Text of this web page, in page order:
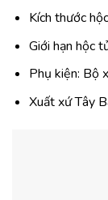
Kích thước
Giới hạn hộc
Phụ kiện: Bộ
Xuất xứ Tây